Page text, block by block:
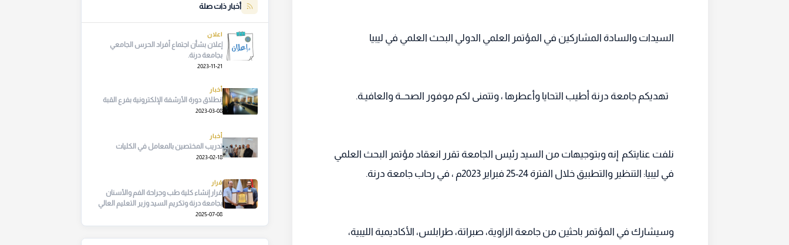
السيدات والسادة المشاركين في المؤتمر العلمي الدولي البحث العلمي في ليبيا
تهديكم جامعة درنة أطيب التحايا وأعطرها ، وتتمنى لكم موفور الصحــة والعافيـة.
نلفت عنايتكم إنه وبتوجيهات من السيد رئيس الجامعة تقرر انعقاد مؤتمر البحث العلمي
في ليبيا: التنظير والتطبيق خلال الفترة 24-25 فبراير 2023م ، في رحاب جامعة درنة.
وسيشارك في المؤتمر باحثين من جامعة الزاوية، صبراتة، طرابلس، الأكاديمية الليبية،
أخبار ذات صلة
اعلان
إعلان بشأن اجتماع أفراد الحرس الجامعي
بجامعة درنة.
2023-11-21
أخبار
إنطلاق دورة الأرشفة الإلكترونية بفرع القبة
2023-03-08
أخبار
تدريب المختصين بالمعامل في الكليات
2023-02-18
قرار
قرار إنشاء كلية طب وجراحة الفم والأسنان
بجامعة درنة وتكريم السيد وزير التعليم العالي
والبحث العلمي على مجهوداته
2025-07-08